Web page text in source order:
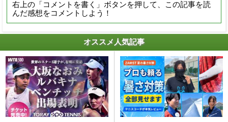
右上の「コメントを書く」ボタンを押して、この記事を読
んだ感想をコメントしよう！
オススメ人気記事